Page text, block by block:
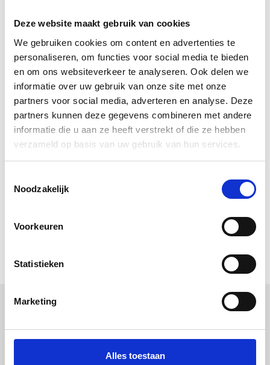
Deze website maakt gebruik van cookies
We gebruiken cookies om content en advertenties te
personaliseren, om functies voor social media te bieden
en om ons websiteverkeer te analyseren. Ook delen we
informatie over uw gebruik van onze site met onze
partners voor social media, adverteren en analyse. Deze
partners kunnen deze gegevens combineren met andere
informatie die u aan ze heeft verstrekt of die ze hebben
verzameld op basis van uw gebruik van hun services.
Noodzakelijk
Voorkeuren
Statistieken
Marketing
Alles toestaan
recepten en werkwijze als de ambachtslieden van
behalve de leeftijd van dat in de Sixtijnse kapel, de
Romeinse villa’s van Pompeii of de paleizen van
Alhambra.
Zij maken hun verven en mortels op bestelling voor u,
in hun atelier in Delft. Met een klein team en zonder
grote machines.
Bekijk ook onze anderemuurverven.
Downloads
Gebruiksaanwijzing LimeWash/Kalkverf (pdf)
Uitgelichte producten